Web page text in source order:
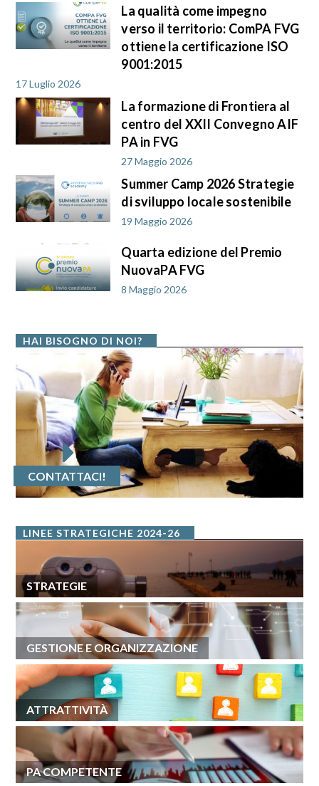
La qualità come impegno
verso il territorio: ComPA FVG
ottiene la certificazione ISO
9001:2015
17 Luglio 2026
La formazione di Frontiera al
centro del XXII Convegno AIF
PA in FVG
27 Maggio 2026
Summer Camp 2026 Strategie
di sviluppo locale sostenibile
19 Maggio 2026
Quarta edizione del Premio
NuovaPA FVG
8 Maggio 2026
HAI BISOGNO DI NOI?
CONTATTACI!
LINEE STRATEGICHE 2024-26
STRATEGIE
GESTIONE E ORGANIZZAZIONE
ATTRATTIVITÀ
PA COMPETENTE